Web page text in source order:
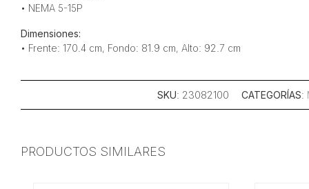
• NEMA 5-15P
Dimensiones:
• Frente: 170.4 cm, Fondo: 81.9 cm, Alto: 92.7 cm
SKU: 23082100 CATEGORÍAS:
PRODUCTOS SIMILARES